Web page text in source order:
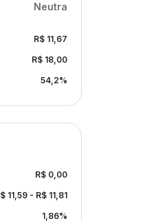
Neutra
R$ 11,67
R$ 18,00
54,2%
R$ 0,00
11,59- R$ 11,81
1,86%